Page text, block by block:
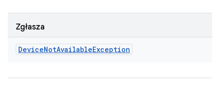
Zgłasza
DeviceNotAvailableException